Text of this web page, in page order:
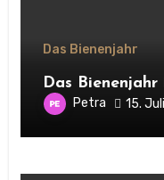
Das Bienenjahr
Das
Petra 15.